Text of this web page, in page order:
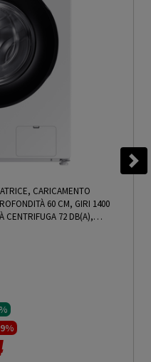
CARICAMENTO
60 CM, GIRI 1400
CENTRIFUGA 72 DB(A),
da